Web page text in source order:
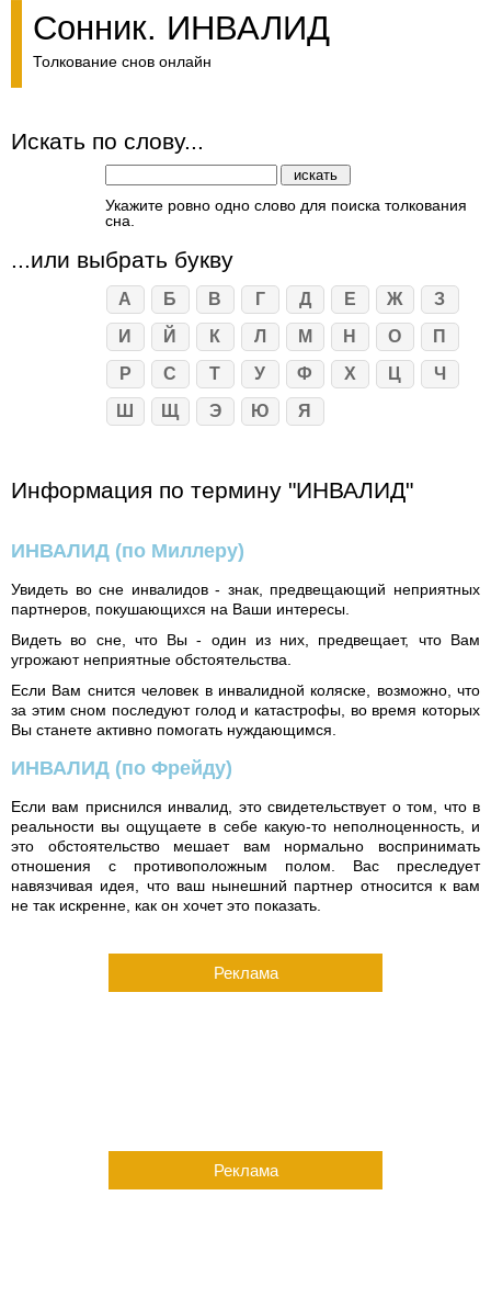
Сонник. ИНВАЛИД
Толкование снов онлайн
Искать по слову...
Укажите ровно одно слово для поиска толкования
сна.
...или выбрать букву
А Б В Г Д Е Ж
З
И
Й К Л М Н О
П
Р
С Т У Ф Х Ц
Ч
Ш
Щ Э Ю Я
Информация по термину "ИНВАЛИД"
ИНВАЛИД (по Миллеру)
Увидеть во сне инвалидов - знак, предвещающий неприятных
партнеров, покушающихся на Ваши интересы.
Видеть во сне, что Вы - один из них, предвещает, что Вам
угрожают неприятные обстоятельства.
Если Вам снится человек в инвалидной коляске, возможно, что
за этим сном последуют голод и катастрофы, во время которых
Вы станете активно помогать нуждающимся.
ИНВАЛИД (по Фрейду)
Если вам приснился инвалид, это свидетельствует о том, что в
реальности вы ощущаете в себе какую-то неполноценность, и
это обстоятельство мешает вам нормально воспринимать
отношения с противоположным полом. Вас преследует
навязчивая идея, что ваш нынешний партнер относится к вам
не так искренне, как он хочет это показать.
Реклама
Реклама